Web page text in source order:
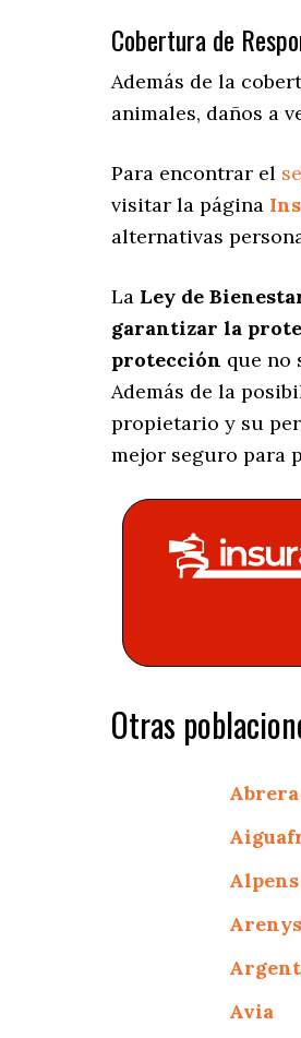
Cobertura de
Además de la
animales, daños a
Para encontrar el
visitar la página
alternativas
La Ley de
garantizar la
protección que no
Además de la
propietario y su
mejor seguro para
Otras
Abrera
Alpens
Avia